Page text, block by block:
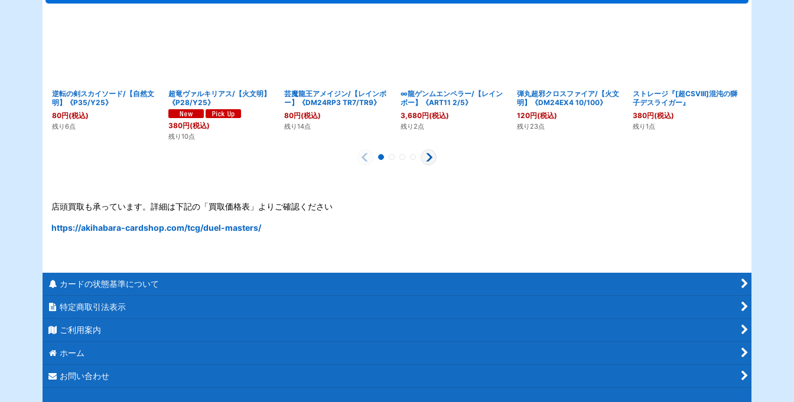
逆転の剣スカイソード/【自然文
明】《P35/Y25》
80円(税込)
残り6点
超竜ヴァルキリアス/【火文明】
《P28/Y25》
380円(税込)
残り10点
芸魔龍王アメイジン/【レインボ
ー】《DM24RP3 TR7/TR9》
80円(税込)
残り14点
∞龍ゲンムエンペラー/【レイン
ボー】《ART11 2/5》
3,680円(税込)
残り2点
弾丸超邪クロスファイア/【火文
明】《DM24EX4 10/100》
120円(税込)
残り23点
ストレージ『[超CSVIII]混沌の獅
子デスライガー』
380円(税込)
残り1点
店頭買取も承っています。詳細は下記の「買取価格表」よりご確認ください
https://akihabara-cardshop.com/tcg/duel-masters/
カードの状態基準について
特定商取引法表示
ご利用案内
ホーム
お問い合わせ